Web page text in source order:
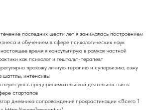
последних шести лет я занималась построением
и обучением в сфере психологических наук
время я консультирую в рамках частной
как психолог и гештальт-терапевт
прохожу личную терапию и супервизию, езжу
шаттлы, интенсивы
предпринимательской деятельностью в
стартапов
дневника сопровождения прокрастинации «Всего 1